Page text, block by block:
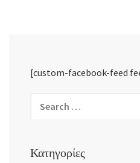
[custom-facebook-feed
Κατηγορίες